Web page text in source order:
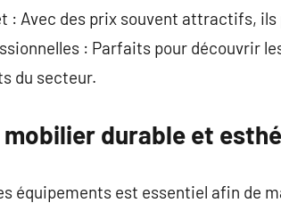
: Avec des prix souvent attractifs,
: Parfaits pour découvrir
du secteur.
mobilier durable et
équipements est essentiel afin de